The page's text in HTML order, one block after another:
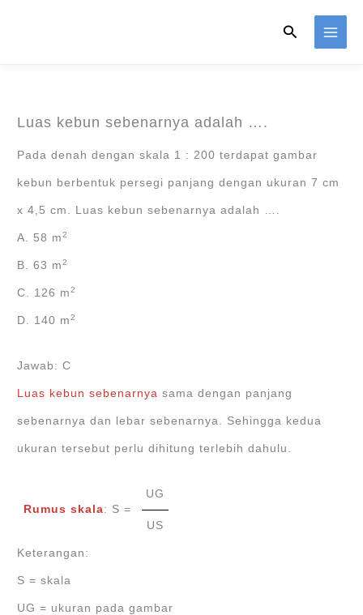
Search
Luas kebun sebenarnya adalah ….
Pada denah dengan skala 1 : 200 terdapat gambar
kebun berbentuk persegi panjang dengan ukuran 7 cm
x 4,5 cm. Luas kebun sebenarnya adalah ….
A. 58 m2
B. 63 m2
C. 126 m2
D. 140 m2
Jawab: C
Luas kebun sebenarnya sama dengan panjang
sebenarnya dan lebar sebenarnya. Sehingga kedua
ukuran tersebut perlu dihitung terlebih dahulu.
Rumus skala: S =
UG
US
Keterangan:
S = skala
UG = ukuran pada gambar